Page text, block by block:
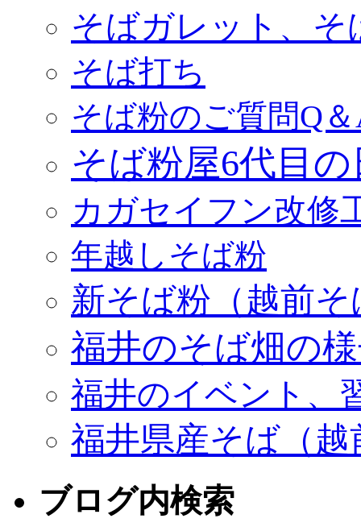
そばガレット、そ
そば打ち
そば粉のご質問Q
そば粉屋6代目
カガセイフン改修
年越しそば粉
新そば粉（越前そ
福井のそば畑の
福井のイベント、
福井県産そば（越
ブログ内検索